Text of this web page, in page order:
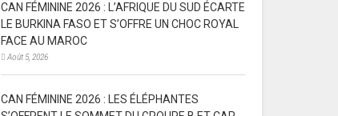
CAN FÉMININE 2026 : L’AFRIQUE DU SUD ÉCARTE
LE BURKINA FASO ET S’OFFRE UN CHOC ROYAL
FACE AU MAROC
Août 5, 2026
CAN FÉMININE 2026 : LES ÉLÉPHANTES